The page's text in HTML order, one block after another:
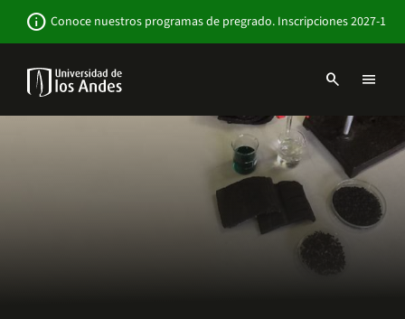
contenido
info Conoce nuestros programas de pregrado. Inscripciones 2027-1
Navbar
search menu